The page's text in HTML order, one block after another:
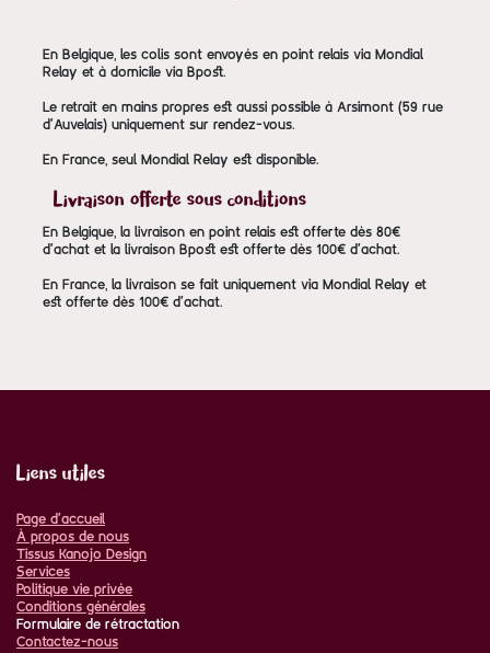
En Belgique, les colis sont envoyés en point relais via Mondial
Relay et à domicile via Bpost.
Le retrait en mains propres est aussi possible à Arsimont (59 rue
d'Auvelais) uniquement sur rendez-vous.
En France, seul Mondial Relay est disponible.
Livraison offerte sous conditions
En Belgique, la livraison en point relais est offerte dès 80€
d'achat et la livraison Bpost est offerte dès 100€ d'achat.
En France, la livraison se fait uniquement via Mondial Relay et
est offerte dès 100€ d'achat.
Liens utiles
Page d'accueil
À propos de nous
Tissus Kanojo Design
Services
Politique vie privée
Conditions générales
Formulaire de rétractation
Contactez-nous